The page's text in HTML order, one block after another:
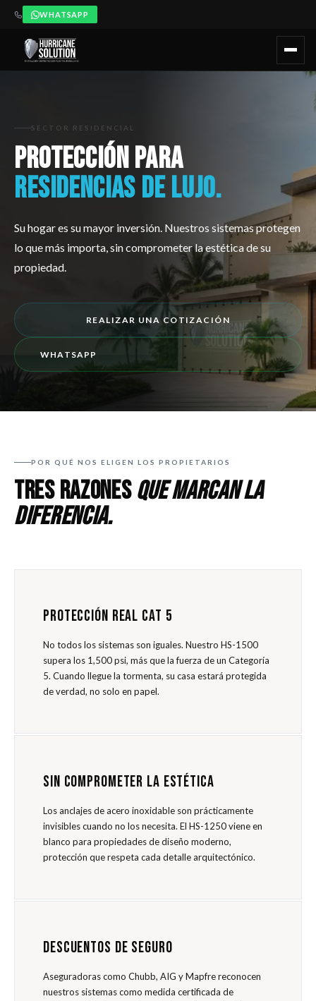
WHATSAPP
Hurricane Solution instala sistemas certificados de protección
Hurricane
SECTOR RESIDENCIAL
PROTECCIÓN PARA
RESIDENCIAS DE LUJO.
Su hogar es su mayor inversión. Nuestros sistemas protegen
lo que más importa, sin comprometer la estética de su
propiedad.
REALIZAR UNA COTIZACIÓN
WHATSAPP
POR QUÉ NOS ELIGEN LOS PROPIETARIOS
TRES RAZONESQUE MARCAN LA
DIFERENCIA.
PROTECCIÓN REAL CAT 5
No todos los sistemas son iguales. Nuestro HS-1500
supera los 1,500 psi, más que la fuerza de un Categoría
5. Cuando llegue la tormenta, su casa estará protegida
de verdad, no solo en papel.
SIN COMPROMETER LA ESTÉTICA
Los anclajes de acero inoxidable son prácticamente
invisibles cuando no los necesita. El HS-1250 viene en
blanco para propiedades de diseño moderno,
protección que respeta cada detalle arquitectónico.
DESCUENTOS DE SEGURO
Aseguradoras como Chubb, AIG y Mapfre reconocen
nuestros sistemas como medida certificada de